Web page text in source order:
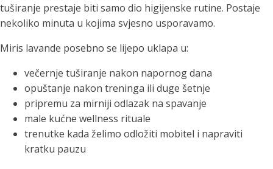
tuširanje prestaje biti samo dio higijenske rutine. Postaje
nekoliko minuta u kojima svjesno usporavamo.
Miris lavande posebno se lijepo uklapa u:
večernje tuširanje nakon napornog dana
opuštanje nakon treninga ili duge šetnje
pripremu za mirniji odlazak na spavanje
male kućne wellness rituale
trenutke kada želimo odložiti mobitel i napraviti
kratku pauzu